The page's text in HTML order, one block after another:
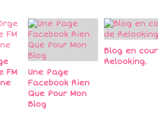
FM
Une Page
Facebook Rien
Que Pour Mon
Blog
Blog en
Relooking.